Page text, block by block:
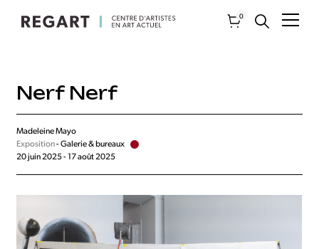
0
Nerf Nerf
Madeleine Mayo
Exposition- Galerie & bureaux
20 juin 2025 - 17 août 2025